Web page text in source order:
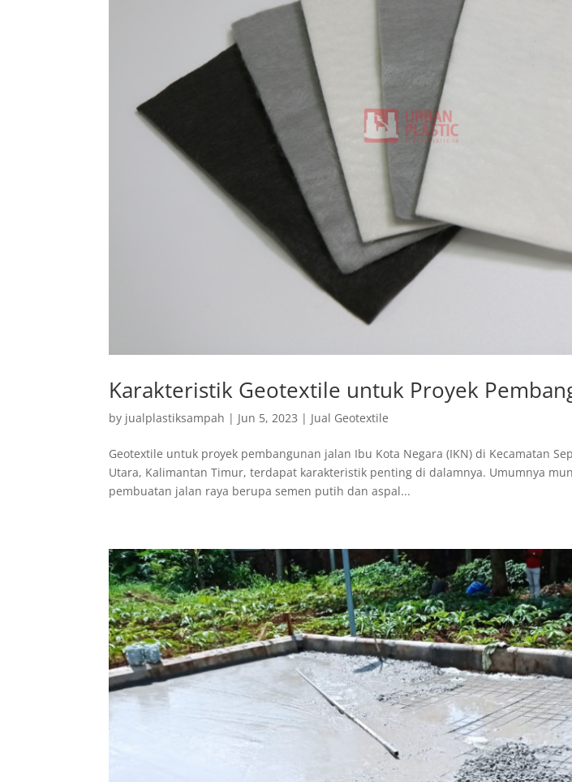
Karakteristik Geotextile untuk Proyek
by jualplastiksampah | Jun 5, 2023 | Jual Geotextile
Geotextile untuk proyek pembangunan jalan Ibu Kota Negara (IKN) di Kecamatan
Utara, Kalimantan Timur, terdapat karakteristik penting di dalamnya. Umumnya
pembuatan jalan raya berupa semen putih dan aspal...